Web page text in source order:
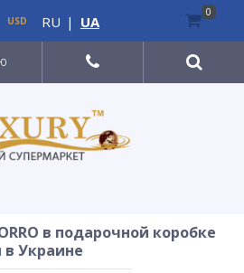
в подарочной коробке
в Украине
USD RU | UA
0